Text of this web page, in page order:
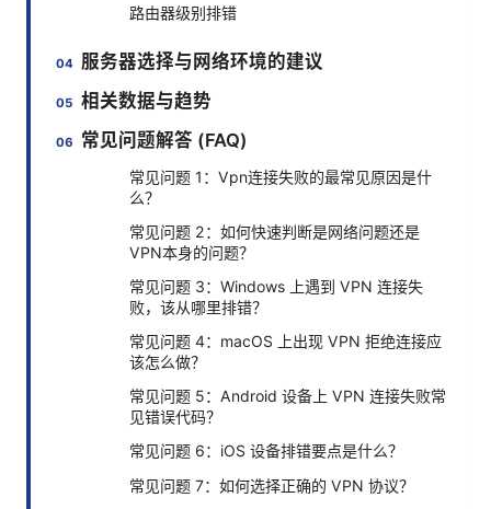
路由器级别排错
服务器选择与网络环境的建议
相关数据与趋势
常见问题解答 (FAQ)
常见问题 1：Vpn连接失败的最常见原因是什
么？
常见问题 2：如何快速判断是网络问题还是
VPN本身的问题？
常见问题 3：Windows 上遇到 VPN 连接失
败，该从哪里排错？
常见问题 4：macOS 上出现 VPN 拒绝连接应
该怎么做？
常见问题 5：Android 设备上 VPN 连接失败常
见错误代码？
常见问题 6：iOS 设备排错要点是什么？
常见问题 7：如何选择正确的 VPN 协议？